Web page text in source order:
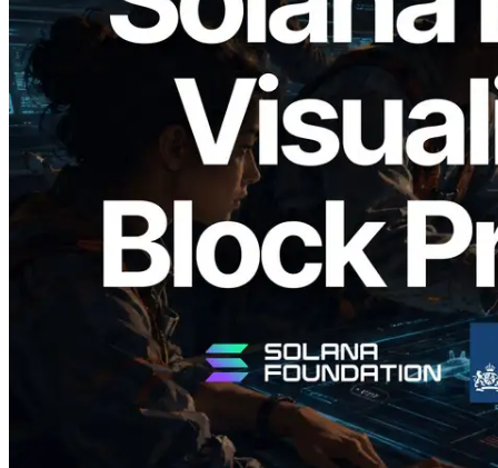
2026.05.24
Validators Solutions veröffentlicht Solana
Block Analyzer – Visualisierung der
Blockproduktionszeit pro Slot und der
zugewiesenen Validatoren
Lesen Sie diesen Artikel